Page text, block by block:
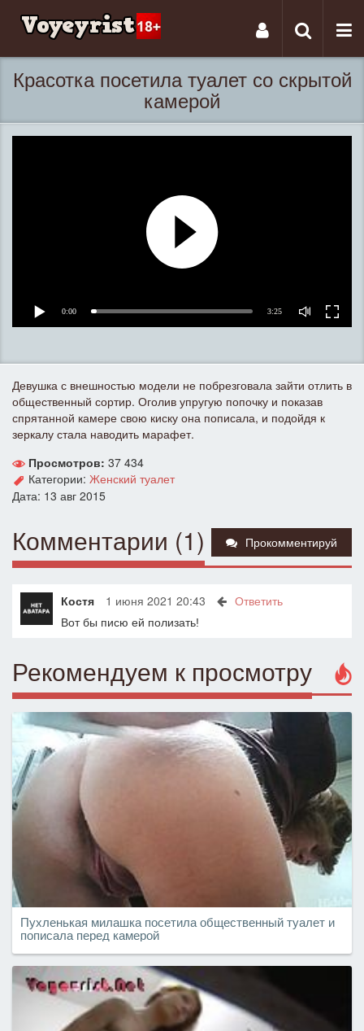
Toggle
Красотка посетила туалет со скрытой
камерой
0:00 3:25
Девушка с внешностью модели не побрезговала зайти отлить в
общественный сортир. Оголив упругую попочку и показав
спрятанной камере свою киску она пописала, и подойдя к
зеркалу стала наводить марафет.
Просмотров: 37 434
Категории: Женский туалет
Дата: 13 авг 2015
Комментарии (1) Прокомментируй
Костя 1 июня 2021 20:43 Ответить
Вот бы писю ей полизать!
Рекомендуем к просмотру
Пухленькая милашка посетила общественный туалет и
пописала перед камерой